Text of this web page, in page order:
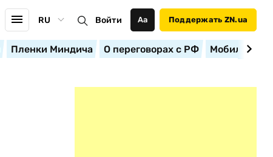
RU Войти Аа Поддержать ZN.ua
Пленки Миндича О переговорах с РФ